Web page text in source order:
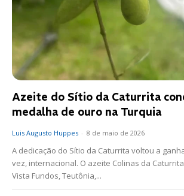
Azeite do Sítio da Caturrita
medalha de ouro na Turquia
Luis Augusto Huppes - 8 de maio de 2026
A dedicação do Sítio da Caturrita voltou a
vez, internacional. O azeite Colinas da
Vista Fundos, Teutônia,...